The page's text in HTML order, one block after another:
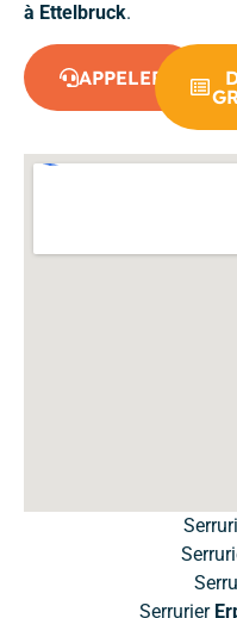
à Ettelbruck.
APPELER
Serrurier